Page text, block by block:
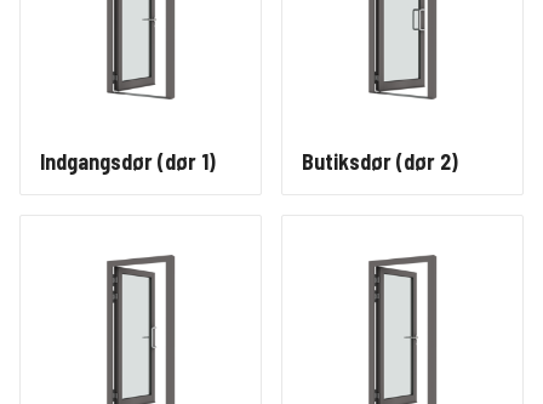
Indgangsdør (dør 1) Butiksdør (dør 2)